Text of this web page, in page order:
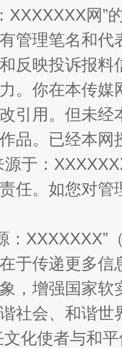
XXXXXXX网”
管理笔名和
反映投诉报
。你在本传
引用。但未
品。已经本
源于：
任。如您对
：
于传递更多
，增强国家
社会、和谐
化使者与和